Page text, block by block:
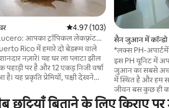
औसत रेटिंग 5 में से 4.97, 103
4.97 (103)
आपका ट्रॉपिकल लेकफ़्रंट
Rico में हमारे दो बेडरूम वाले
नज़ारे। यह घर ला प्लाटा झील
पर है और 12 एकड़ निजी वर्षा
है। यह प्रकृति प्रेमियों, पक्षी देखने
की पैदल यात्रा के निशान हैं और साथ
भी हैं जहाँ आप सूर्यास्त और
सैन जुआन में कॉन्डो
*लक्स PH-
फ़ाई, वॉशिंग
इस PH यूनिट में
जुआन का सबसे अच्छा
में स्थित है और हम
जीवन बस कुछ ही कदम दूर हैं।
मिनट की पैदल
बिताने के लिए किराए